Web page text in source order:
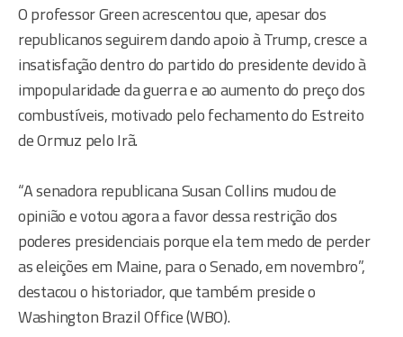
O professor Green acrescentou que, apesar dos
republicanos seguirem dando apoio à Trump, cresce a
insatisfação dentro do partido do presidente devido à
impopularidade da guerra e ao aumento do preço dos
combustíveis, motivado pelo fechamento do Estreito
de Ormuz pelo Irã.
“A senadora republicana Susan Collins mudou de
opinião e votou agora a favor dessa restrição dos
poderes presidenciais porque ela tem medo de perder
as eleições em Maine, para o Senado, em novembro”,
destacou o historiador, que também preside o
Washington Brazil Office (WBO).